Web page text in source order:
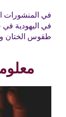
في المنشورات
في اليهودية في
طقوس الختان